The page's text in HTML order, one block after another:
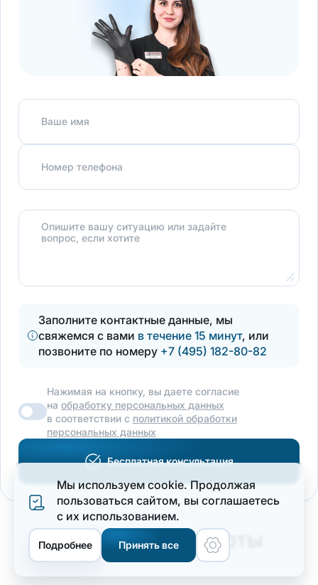
Ваше имя
Номер телефона
Опишите вашу ситуацию или задайте
вопрос, если хотите
Заполните контактные данные, мы
свяжемся с вами в течение 15 минут, или
позвоните по номеру +7 (495) 182-80-82
Нажимая на кнопку, вы даете согласие
на обработку персональных данных
в соответствии с политикой обработки
персональных данных
Бесплатная консультация
Отвечают эксперты
Мы используем cookie. Продолжая
пользоваться сайтом, вы соглашаетеcь
с их использованием.
Подробнее Принять все